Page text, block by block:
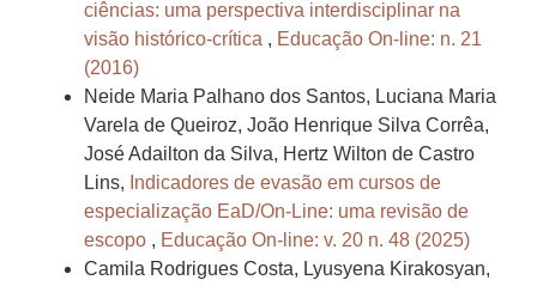
ciências: uma perspectiva interdisciplinar na
visão histórico-crítica , Educação On-line: n. 21
(2016)
Neide Maria Palhano dos Santos, Luciana Maria
Varela de Queiroz, João Henrique Silva Corrêa,
José Adailton da Silva, Hertz Wilton de Castro
Lins, Indicadores de evasão em cursos de
especialização EaD/On-Line: uma revisão de
escopo , Educação On-line: v. 20 n. 48 (2025)
Camila Rodrigues Costa, Lyusyena Kirakosyan,